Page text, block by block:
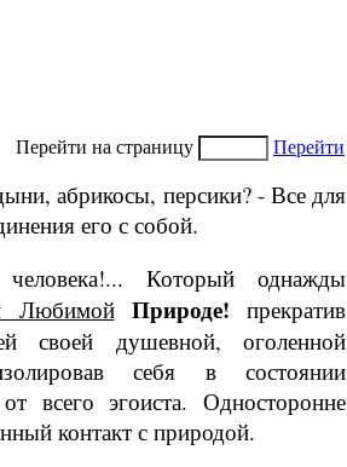
Перейти на страницу Перейти
абрикосы, перси­ки? - Все для
его с собой.
Который од­нажды
ЛюбимойПри­роде! прекратив
своей душевной, оголенной
себя в состоянии
всего эгоиста. Односторонне
контакт с природой.